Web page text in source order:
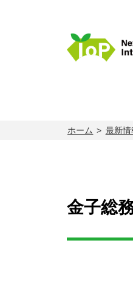
ホーム 最新情
金子総